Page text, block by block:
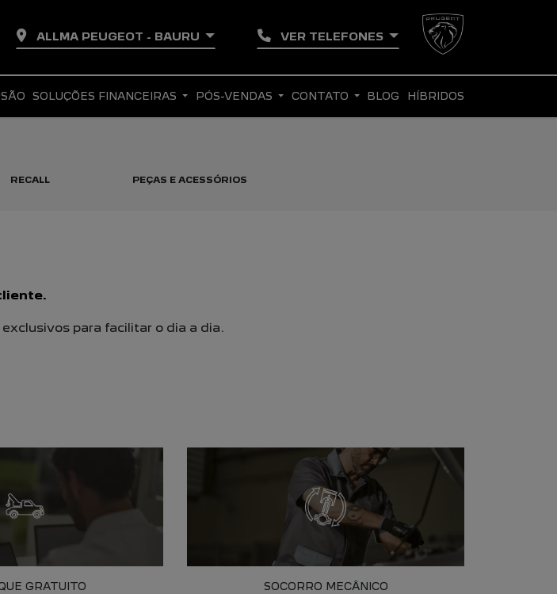
ALLMA PEUGEOT - BAURU VER TELEFONES
SOLUÇÕES FINANCEIRAS PÓS-VENDAS CONTATO BLOG HÍBRIDOS
RECALL PEÇAS E ACESSÓRIOS
para facilitar o dia a dia.
GRATUITO SOCORRO MECÂNICO